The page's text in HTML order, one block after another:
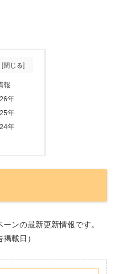
報
年
年
年
ンの最新更新情報です。
載日）